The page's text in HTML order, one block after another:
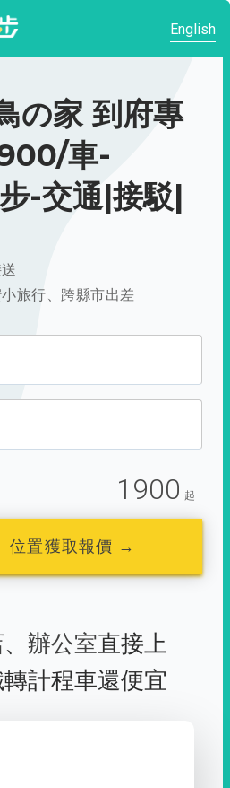
English
の家 到府專
車-
-交通|接駁|
旅行、跨縣市出差
1900 起
位置獲取報價 →
、 辦公室直接上
計程車還便宜